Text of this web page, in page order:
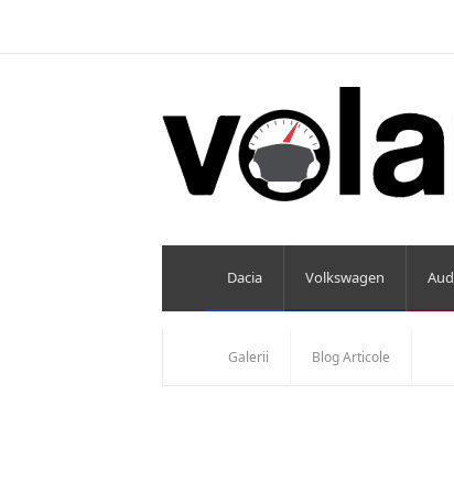
Dacia Volkswagen
Galerii Blog Articole